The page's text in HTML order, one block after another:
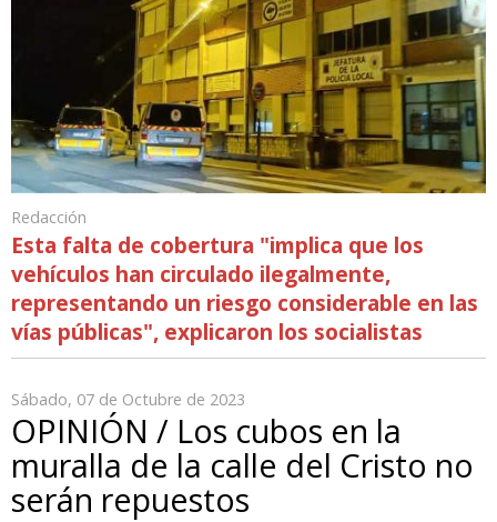
Redacción
Esta falta de cobertura "implica que los
vehículos han circulado ilegalmente,
representando un riesgo considerable en las
vías públicas", explicaron los socialistas
Sábado, 07 de Octubre de 2023
OPINIÓN / Los cubos en la
muralla de la calle del Cristo no
serán repuestos